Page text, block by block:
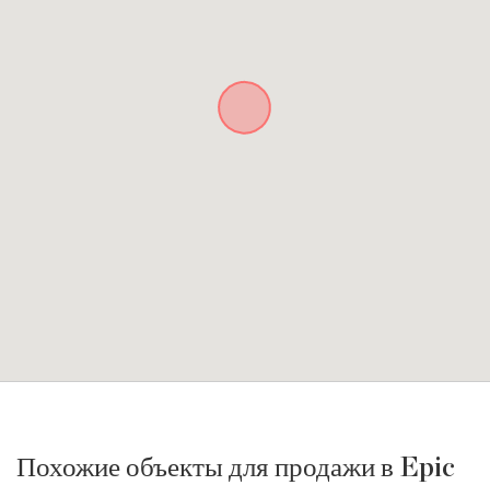
Похожие объекты для продажи в Epic